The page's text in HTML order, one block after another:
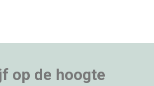
op de hoogte